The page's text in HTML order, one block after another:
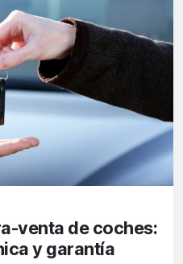
venta de coches:
y garantía